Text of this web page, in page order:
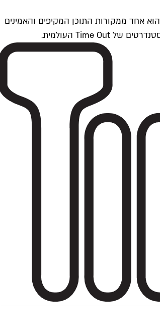
Time Outתל אביב הוא חלק מרשת Time Out Global — רשת מדיה בינלאומית הפועלת ב-360 ערים מרכזיות וב-60 מדינות ברחבי העולם. Time Out הוא אחד ממקורות התוכן המקיפים והאמינים